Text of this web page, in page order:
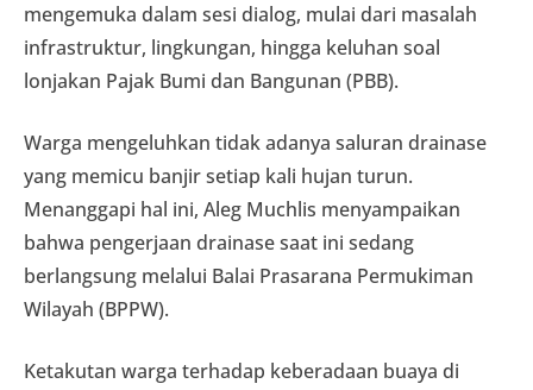
mengemuka dalam sesi dialog, mulai dari masalah
infrastruktur, lingkungan, hingga keluhan soal
lonjakan Pajak Bumi dan Bangunan (PBB).
Warga mengeluhkan tidak adanya saluran drainase
yang memicu banjir setiap kali hujan turun.
Menanggapi hal ini, Aleg Muchlis menyampaikan
bahwa pengerjaan drainase saat ini sedang
berlangsung melalui Balai Prasarana Permukiman
Wilayah (BPPW).
Ketakutan warga terhadap keberadaan buaya di